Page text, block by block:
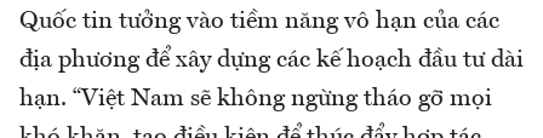
Quốc tin tưởng vào tiềm năng vô hạn của các
địa phương để xây dựng các kế hoạch đầu tư dài
hạn. “Việt Nam sẽ không ngừng tháo gỡ mọi